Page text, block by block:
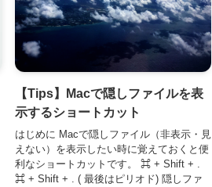
【Tips】Macで隠しファイルを表
示するショートカット
はじめに Macで隠しファイル（非表示・見
えない）を表示したい時に覚えておくと便
利なショートカットです。 ⌘ + Shift + .
⌘ + Shift + . ( 最後はピリオド) 隠しファ